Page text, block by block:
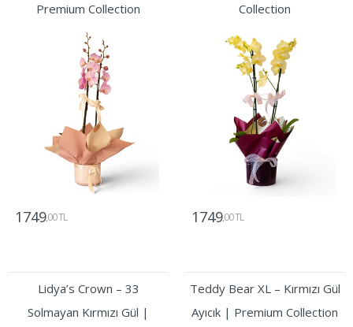
Premium Collection
1749,00 TL
Collection
1749,00 TL
Lidya’s Crown – 33
Solmayan Kırmızı Gül |
Teddy Bear XL – Kırmızı Gül
Ayıcık | Premium Collection